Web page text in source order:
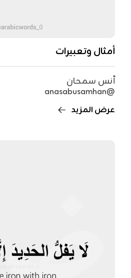
أمثال وتعبيرات
أنس سمحان
@anasabusamhan
عرض المزيد